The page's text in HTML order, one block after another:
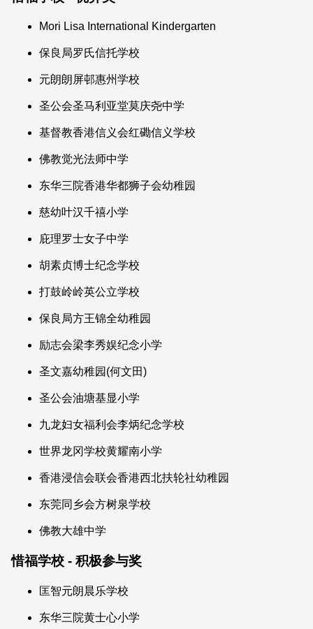
Mori Lisa International Kindergarten
保良局罗氏信托学校
元朗朗屏邨惠州学校
圣公会圣马利亚堂莫庆尧中学
基督教香港信义会红磡信义学校
佛教觉光法师中学
东华三院香港华都狮子会幼稚园
慈幼叶汉千禧小学
庇理罗士女子中学
胡素贞博士纪念学校
打鼓岭岭英公立学校
保良局方王锦全幼稚园
励志会梁李秀娱纪念小学
圣文嘉幼稚园(何文田)
圣公会油塘基显小学
九龙妇女福利会李炳纪念学校
世界龙冈学校黄耀南小学
香港浸信会联会香港西北扶轮社幼稚园
东莞同乡会方树泉学校
佛教大雄中学
惜福学校 - 积极参与奖
匡智元朗晨乐学校
东华三院黄士心小学